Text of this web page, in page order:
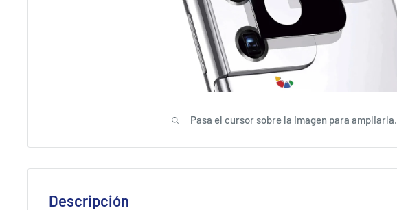
Pasa el cursor sobre la imagen para ampliarla.
Descripción